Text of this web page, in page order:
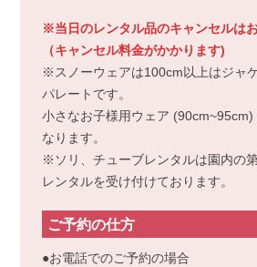
※当日のレンタル品のキャンセルは
（キャンセル料金がかかります)
※スノーウェアは100cm以上はジャ
パレートです。
小さなお子様用ウェア (90cm~95cm)
なります。
※ソリ、チューブレンタルは園内の
レンタルを受け付けております。
ご予約の仕方
●お電話でのご予約の場合